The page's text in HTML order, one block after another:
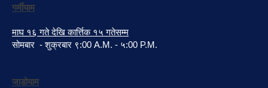
गर्मीयाम
माघ १६ गते देखि कार्त्तिक १५ गतेसम्म
सोमबार - शुक्रबार ९:00 A.M. - ५:00 P.M.
जाडोयाम